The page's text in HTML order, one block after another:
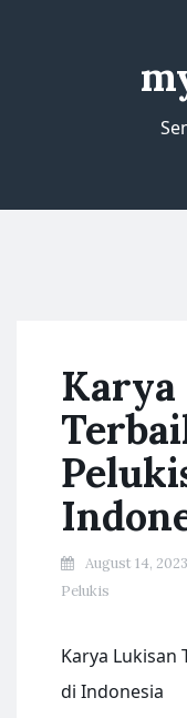
August 14, 2023
Pelukis
Karya Lukisan
di Indonesia